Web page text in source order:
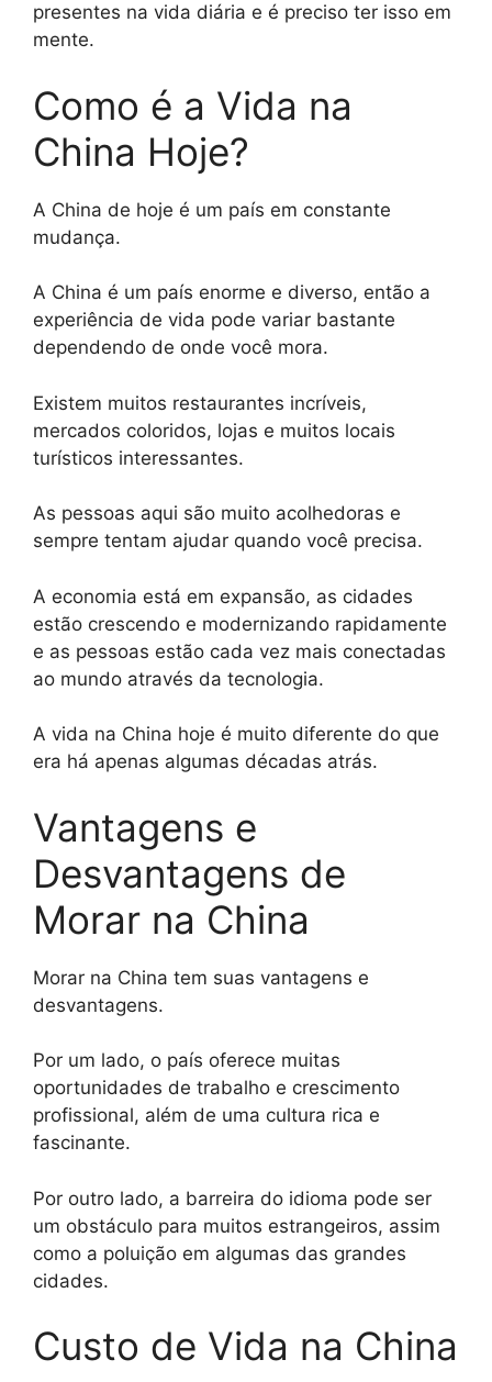
presentes na vida diária e é preciso ter isso em
mente.
Como é a Vida na
China Hoje?
A China de hoje é um país em constante
mudança.
A China é um país enorme e diverso, então a
experiência de vida pode variar bastante
dependendo de onde você mora.
Existem muitos restaurantes incríveis,
mercados coloridos, lojas e muitos locais
turísticos interessantes.
As pessoas aqui são muito acolhedoras e
sempre tentam ajudar quando você precisa.
A economia está em expansão, as cidades
estão crescendo e modernizando rapidamente
e as pessoas estão cada vez mais conectadas
ao mundo através da tecnologia.
A vida na China hoje é muito diferente do que
era há apenas algumas décadas atrás.
Vantagens e
Desvantagens de
Morar na China
Morar na China tem suas vantagens e
desvantagens.
Por um lado, o país oferece muitas
oportunidades de trabalho e crescimento
profissional, além de uma cultura rica e
fascinante.
Por outro lado, a barreira do idioma pode ser
um obstáculo para muitos estrangeiros, assim
como a poluição em algumas das grandes
cidades.
Custo de Vida na China